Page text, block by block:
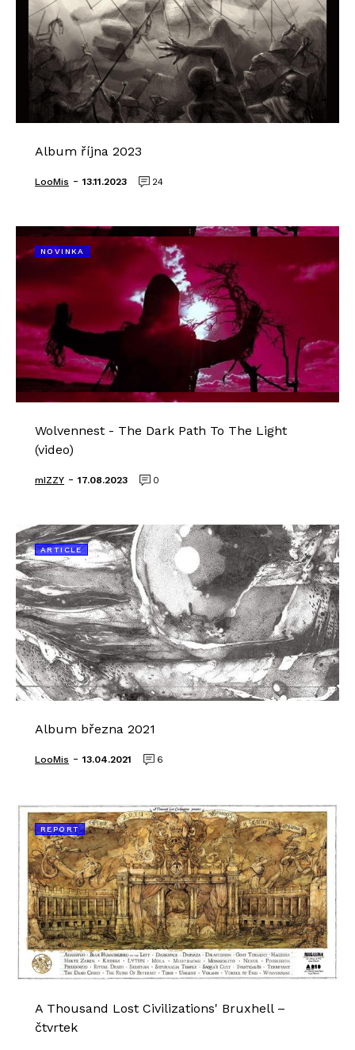
Album října 2023
LooMis - 13.11.2023 24
NOVINKA
Wolvennest - The Dark Path To The Light
(video)
mIZZY - 17.08.2023 0
ARTICLE
Album března 2021
LooMis - 13.04.2021 6
REPORT
A Thousand Lost Civilizations' Bruxhell –
čtvrtek